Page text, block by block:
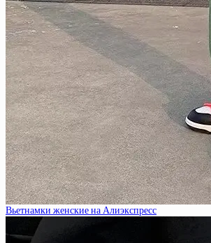
Вьетнамки женские на Алиэкспресс